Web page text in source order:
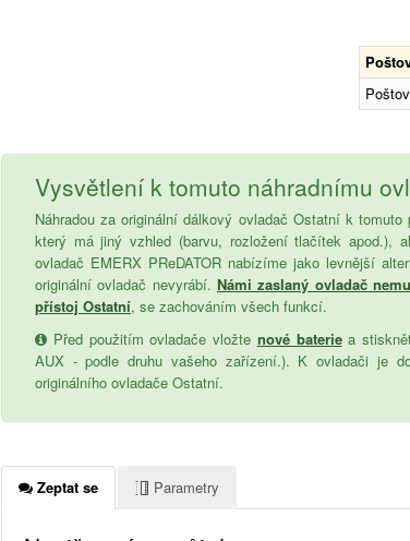
Vysvětlení k tomuto náhradnímu
Náhradou za originální dálkový ovladač Ostatní k
který má jiný vzhled (barvu, rozložení tlačítek apod.),
ovladač EMERX PReDATOR nabízíme jako levnější
originální ovladač nevyrábí. Námi zaslaný ovladač
přístoj Ostatní, se zachováním všech funkcí.
Před použitím ovladače vložte nové bateriea
AUX - podle druhu vašeho zařízení.). K ovladači je
originálního ovladače Ostatní.
Zeptat se Parametry